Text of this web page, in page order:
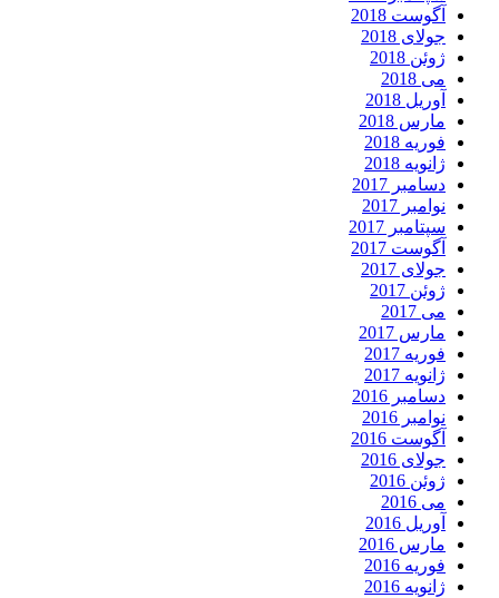
آگوست 2018
جولای 2018
ژوئن 2018
می 2018
آوریل 2018
مارس 2018
فوریه 2018
ژانویه 2018
دسامبر 2017
نوامبر 2017
سپتامبر 2017
آگوست 2017
جولای 2017
ژوئن 2017
می 2017
مارس 2017
فوریه 2017
ژانویه 2017
دسامبر 2016
نوامبر 2016
آگوست 2016
جولای 2016
ژوئن 2016
می 2016
آوریل 2016
مارس 2016
فوریه 2016
ژانویه 2016